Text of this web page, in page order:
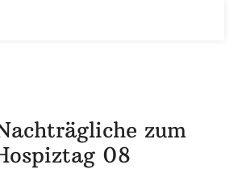
zum
08